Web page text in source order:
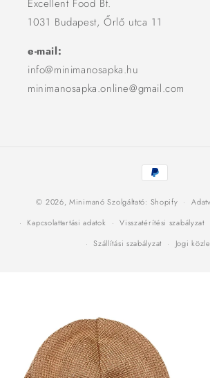
Excellent Food Bt.
1031 Budapest, Őrlő utca 11
e-mail:
info@minimanosapka.hu
minimanosapka.online@gmail.com
Fizetési
módok
© 2026,Minimanó Szolgáltató: Shopify
Kapcsolattartási adatok
Visszatérítési szabályzat
Szállítási szabályzat
Jogi